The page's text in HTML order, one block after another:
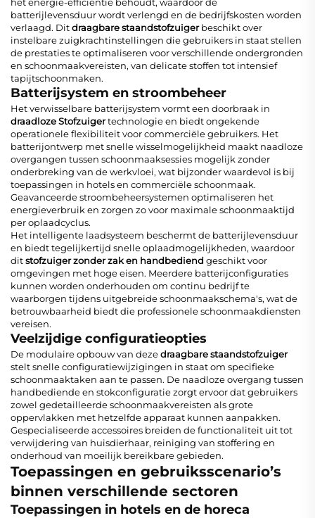
batterijlevensduur wordt verlengd en de bedrijfskosten worden
verlaagd. Ditdraagbare staandstofzuigerbeschikt over
instelbare zuigkrachtinstellingen die gebruikers in staat stellen
de prestaties te optimaliseren voor verschillende ondergronden
en schoonmaakvereisten, van delicate stoffen tot intensief
tapijtschoonmaken.
Batterijsystem en stroombeheer
Het verwisselbare batterijsystem vormt een doorbraak in
draadloze Stofzuigertechnologie en biedt ongekende
operationele flexibiliteit voor commerciële gebruikers. Het
batterijontwerp met snelle wisselmogelijkheid maakt naadloze
overgangen tussen schoonmaaksessies mogelijk zonder
onderbreking van de werkvloei, wat bijzonder waardevol is bij
toepassingen in hotels en commerciële schoonmaak.
Geavanceerde stroombeheersystemen optimaliseren het
energieverbruik en zorgen zo voor maximale schoonmaaktijd
per oplaadcyclus.
Het intelligente laadsysteem beschermt de batterijlevensduur
en biedt tegelijkertijd snelle oplaadmogelijkheden, waardoor
ditstofzuiger zonder zak en handbediend geschikt voor
omgevingen met hoge eisen. Meerdere batterijconfiguraties
kunnen worden onderhouden om continu bedrijf te
waarborgen tijdens uitgebreide schoonmaakschema's, wat de
betrouwbaarheid biedt die professionele schoonmaakdiensten
vereisen.
Veelzijdige configuratieopties
De modulaire opbouw van dezedraagbare staandstofzuiger
stelt snelle configuratiewijzigingen in staat om specifieke
schoonmaaktaken aan te passen. De naadloze overgang tussen
handbediende en stokconfiguratie zorgt ervoor dat gebruikers
zowel gedetailleerde schoonmaakvereisten als grote
oppervlakken met hetzelfde apparaat kunnen aanpakken.
Gespecialiseerde accessoires breiden de functionaliteit uit tot
verwijdering van huisdierhaar, reiniging van stoffering en
onderhoud van moeilijk bereikbare gebieden.
Toepassingen en gebruiksscenario’s
binnen verschillende sectoren
Toepassingen in hotels en de horeca